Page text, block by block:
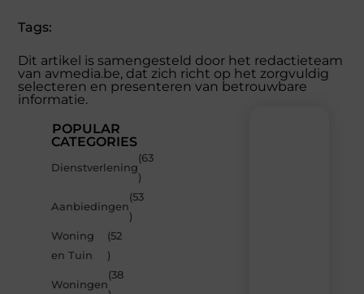
Tags:
Dit artikel is samengesteld door het redactieteam
van avmedia.be, dat zich richt op het zorgvuldig
selecteren en presenteren van betrouwbare
informatie.
POPULAR
CATEGORIES
Dienstverlening
(63
)
Aanbiedingen
(53
)
Woning
en Tuin
(52
)
Woningen
(38